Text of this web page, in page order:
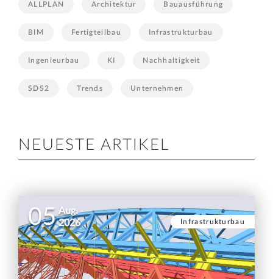
ALLPLAN Architektur Bauausführung
BIM Fertigteilbau Infrastrukturbau
Ingenieurbau KI Nachhaltigkeit
SDS2 Trends Unternehmen
NEUESTE ARTIKEL
05 Aug.
2026
Infrastrukturbau